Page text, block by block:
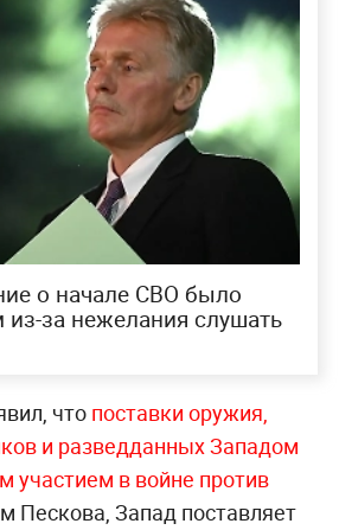
о начале СВО было
за нежелания слушать
что поставки оружия,
и разведданных Западом
участием в войне против
Пескова, Запад поставляет